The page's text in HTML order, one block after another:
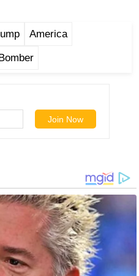
America